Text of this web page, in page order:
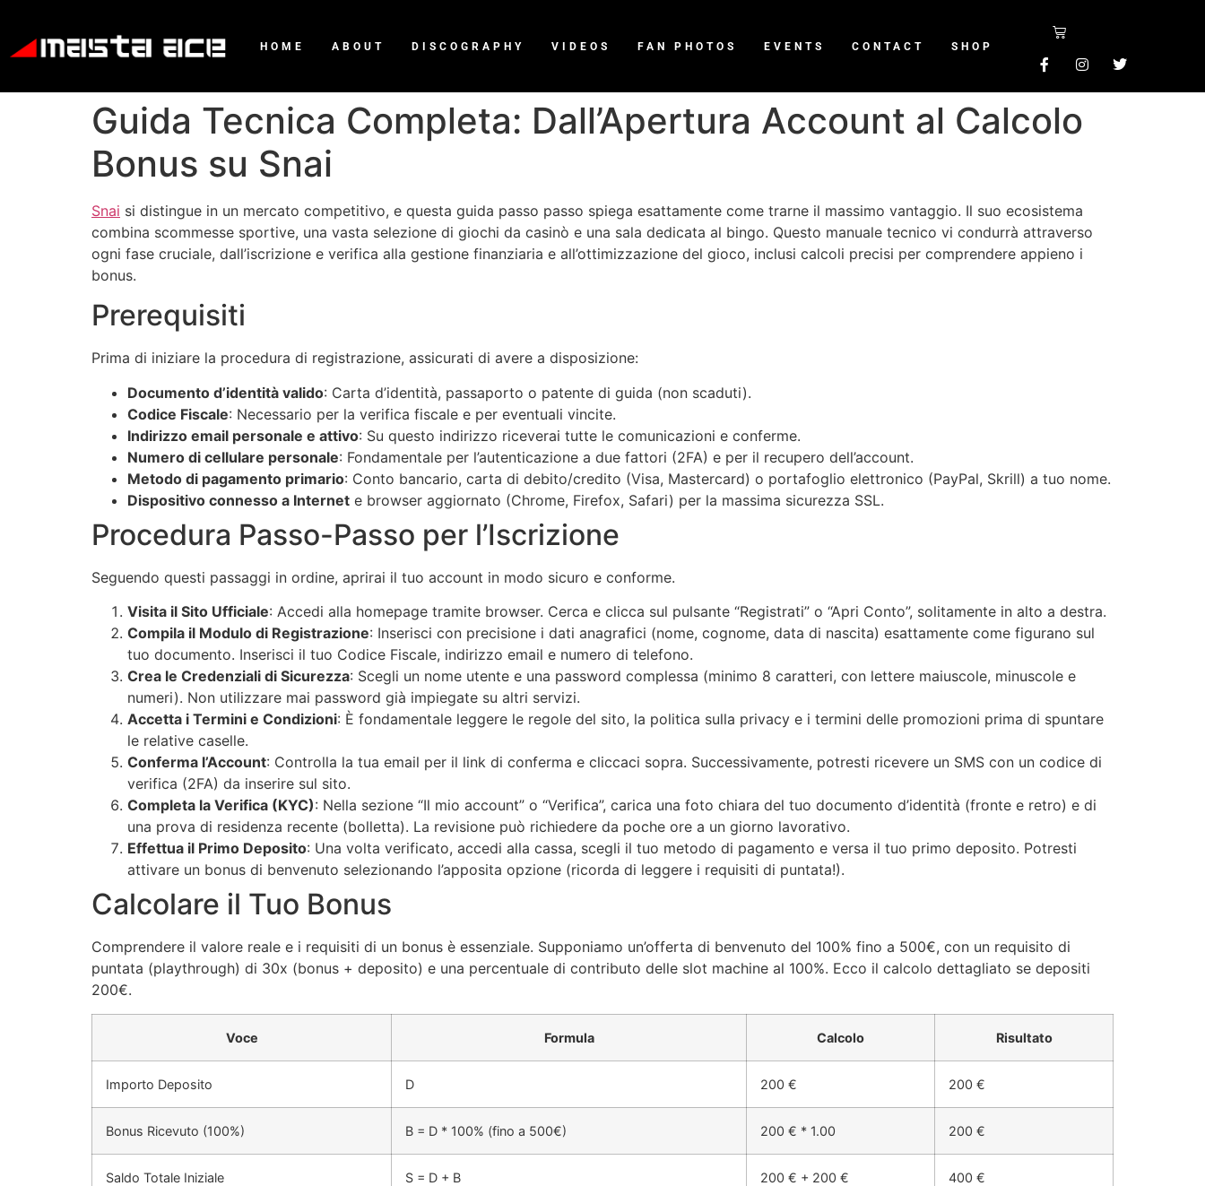
HOME ABOUT DISCOGRAPHY VIDEOS FAN PHOTOS EVENTS CONTACT SHOP
Guida Tecnica Completa: Dall’Apertura Account al Calcolo
Bonus su Snai
Snai si distingue in un mercato competitivo, e questa guida passo passo spiega esattamente come trarne il massimo vantaggio. Il suo ecosistema
combina scommesse sportive, una vasta selezione di giochi da casinò e una sala dedicata al bingo. Questo manuale tecnico vi condurrà attraverso
ogni fase cruciale, dall’iscrizione e verifica alla gestione finanziaria e all’ottimizzazione del gioco, inclusi calcoli precisi per comprendere appieno i
bonus.
Prerequisiti
Prima di iniziare la procedura di registrazione, assicurati di avere a disposizione:
Documento d’identità valido: Carta d’identità, passaporto o patente di guida (non scaduti).
Codice Fiscale: Necessario per la verifica fiscale e per eventuali vincite.
Indirizzo email personale e attivo: Su questo indirizzo riceverai tutte le comunicazioni e conferme.
Numero di cellulare personale: Fondamentale per l’autenticazione a due fattori (2FA) e per il recupero dell’account.
Metodo di pagamento primario: Conto bancario, carta di debito/credito (Visa, Mastercard) o portafoglio elettronico (PayPal, Skrill) a tuo nome.
Dispositivo connesso a Internet e browser aggiornato (Chrome, Firefox, Safari) per la massima sicurezza SSL.
Procedura Passo-Passo per l’Iscrizione
Seguendo questi passaggi in ordine, aprirai il tuo account in modo sicuro e conforme.
Visita il Sito Ufficiale: Accedi alla homepage tramite browser. Cerca e clicca sul pulsante “Registrati” o “Apri Conto”, solitamente in alto a destra.
Compila il Modulo di Registrazione: Inserisci con precisione i dati anagrafici (nome, cognome, data di nascita) esattamente come figurano sul
tuo documento. Inserisci il tuo Codice Fiscale, indirizzo email e numero di telefono.
Crea le Credenziali di Sicurezza: Scegli un nome utente e una password complessa (minimo 8 caratteri, con lettere maiuscole, minuscole e
numeri). Non utilizzare mai password già impiegate su altri servizi.
Accetta i Termini e Condizioni: È fondamentale leggere le regole del sito, la politica sulla privacy e i termini delle promozioni prima di spuntare
le relative caselle.
Conferma l’Account: Controlla la tua email per il link di conferma e cliccaci sopra. Successivamente, potresti ricevere un SMS con un codice di
verifica (2FA) da inserire sul sito.
Completa la Verifica (KYC): Nella sezione “Il mio account” o “Verifica”, carica una foto chiara del tuo documento d’identità (fronte e retro) e di
una prova di residenza recente (bolletta). La revisione può richiedere da poche ore a un giorno lavorativo.
Effettua il Primo Deposito: Una volta verificato, accedi alla cassa, scegli il tuo metodo di pagamento e versa il tuo primo deposito. Potresti
attivare un bonus di benvenuto selezionando l’apposita opzione (ricorda di leggere i requisiti di puntata!).
Calcolare il Tuo Bonus
Comprendere il valore reale e i requisiti di un bonus è essenziale. Supponiamo un’offerta di benvenuto del 100% fino a 500€, con un requisito di
puntata (playthrough) di 30x (bonus + deposito) e una percentuale di contributo delle slot machine al 100%. Ecco il calcolo dettagliato se depositi
200€.
Voce Formula Calcolo Risultato
Importo Deposito D 200 € 200 €
Bonus Ricevuto (100%) B = D * 100% (fino a 500€) 200 € * 1.00 200 €
Saldo Totale Iniziale S = D + B 200 € + 200 € 400 €